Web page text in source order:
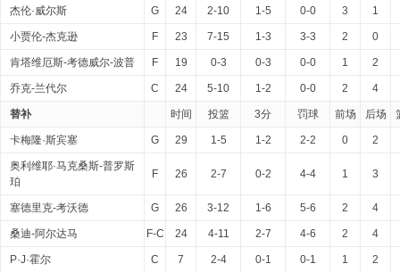
杰伦·威尔斯 G 24 2-10 1-5 0-0 3 1
小贾伦-杰克逊 F 23 7-15 1-3 3-3 2 0
肯塔维厄斯-考德威尔-波普 F 19 0-3 0-3 0-0 1 2
乔克-兰代尔 C 24 5-10 1-2 0-0 2 4
替补 时间 投篮 3分 罚球 前场 后场
卡梅隆·斯宾塞 G 29 1-5 1-2 2-2 0 2
奥利维耶·马克桑斯-普罗斯
珀
F 26 2-7 0-2 4-4 1 3
塞德里克-考沃德 G 26 3-12 1-6 5-6 2 4
桑迪-阿尔达马 F-C 24 4-11 2-7 4-6 2 4
P·J·霍尔 C 7 2-4 0-1 0-1 1 2